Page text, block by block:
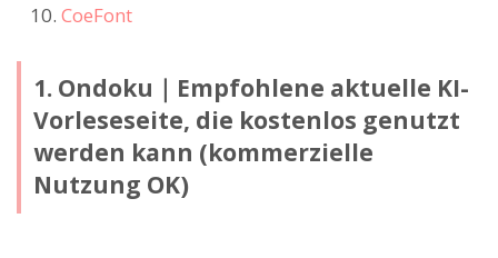
CoeFont
1. Ondoku｜Empfohlene aktuelle KI-
Vorleseseite, die kostenlos genutzt
werden kann (kommerzielle
Nutzung OK)